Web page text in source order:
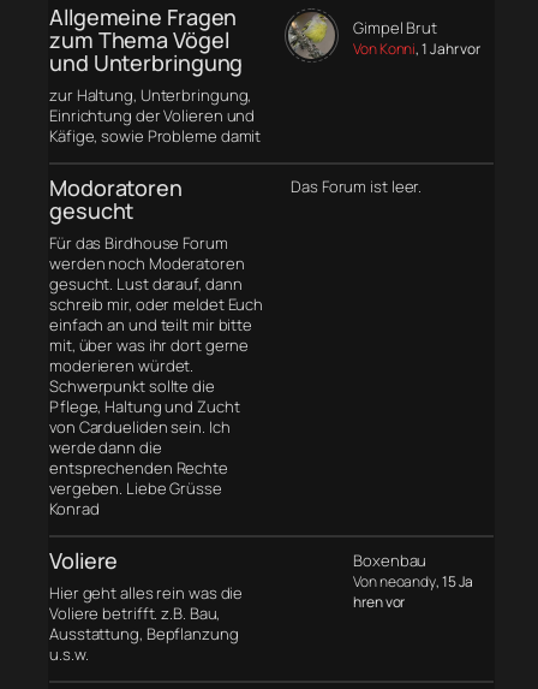
Allgemeine Fragen
zum Thema Vögel
und Unterbringung
zur Haltung, Unterbringung,
Einrichtung der Volieren und
Käfige, sowie Probleme damit
Gimpel Brut
Von Konni, 1 Jahr vor
Modoratoren
gesucht
Für das Birdhouse Forum
werden noch Moderatoren
gesucht. Lust darauf, dann
schreib mir, oder meldet Euch
einfach an und teilt mir bitte
mit, über was ihr dort gerne
moderieren würdet.
Schwerpunkt sollte die
Pflege, Haltung und Zucht
von Cardueliden sein. Ich
werde dann die
entsprechenden Rechte
vergeben. Liebe Grüsse
Konrad
Das Forum ist leer.
Voliere
Hier geht alles rein was die
Voliere betrifft. z.B. Bau,
Ausstattung, Bepflanzung
u.s.w.
Boxenbau
Von neoandy, 15 Ja
hren vor